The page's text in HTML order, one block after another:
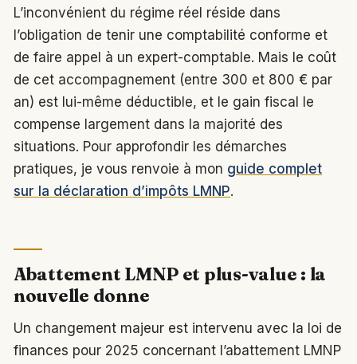
L’inconvénient du régime réel réside dans
l’obligation de tenir une comptabilité conforme et
de faire appel à un expert-comptable. Mais le coût
de cet accompagnement (entre 300 et 800 € par
an) est lui-même déductible, et le gain fiscal le
compense largement dans la majorité des
situations. Pour approfondir les démarches
pratiques, je vous renvoie à mon guide complet
sur la déclaration d’impôts LMNP.
Abattement LMNP et plus-value : la
nouvelle donne
Un changement majeur est intervenu avec la loi de
finances pour 2025 concernant l’abattement LMNP